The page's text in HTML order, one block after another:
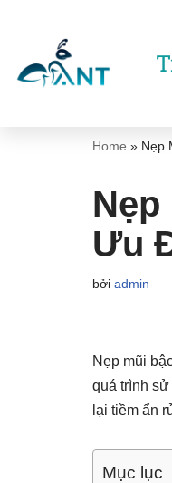
Chuyển
tới
Home » Nẹp
Nẹp
Ưu
bởi admin
Nẹp mũi
quá trình
lại tiềm ẩn
Mục lục